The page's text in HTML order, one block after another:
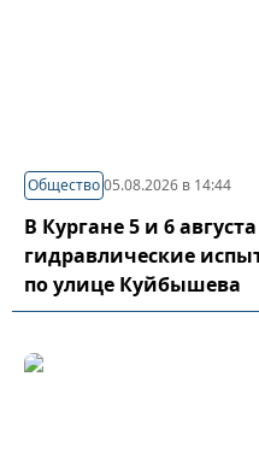
Общество05.08.2026 в 14:44
В Кургане 5 и 6
гидравлические
по улице Куйбышева